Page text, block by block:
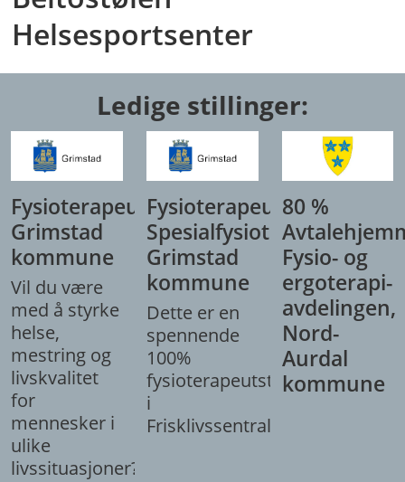
Helsesportsenter
Ledige stillinger:
Fysioterapeut,
Grimstad
kommune
Vil du være
med å styrke
helse,
mestring og
livskvalitet
for
mennesker i
ulike
livssituasjoner?
Fysioterapeut/
Spesialfysioterapeut,
Grimstad
kommune
Dette er en
spennende
100%
fysioterapeutstilling
i
Frisklivssentralen.
80 %
Fysio- og
ergoterapi-
avdelingen,
Nord-
Aurdal
kommune